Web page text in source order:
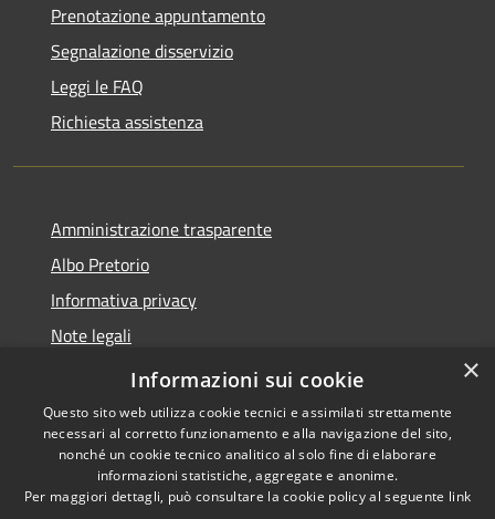
Prenotazione appuntamento
Segnalazione disservizio
Leggi le FAQ
Richiesta assistenza
Amministrazione trasparente
Albo Pretorio
Informativa privacy
Note legali
Dichiarazione di accessibilità
Accessibilità
Copyright © 2026 • Comune di
Terranova Sappo Minulio •
×
Informazioni sui cookie
Questo sito web utilizza cookie tecnici e assimilati strettamente
necessari al corretto funzionamento e alla navigazione del sito,
nonché un cookie tecnico analitico al solo fine di elaborare
informazioni statistiche, aggregate e anonime.
Per maggiori dettagli, può consultare la cookie policy al seguente link